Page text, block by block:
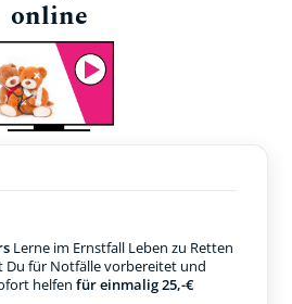
online
Lerne im Ernstfall Leben zu Retten
Du für Notfälle vorbereitet und
helfen für einmalig 25,-€